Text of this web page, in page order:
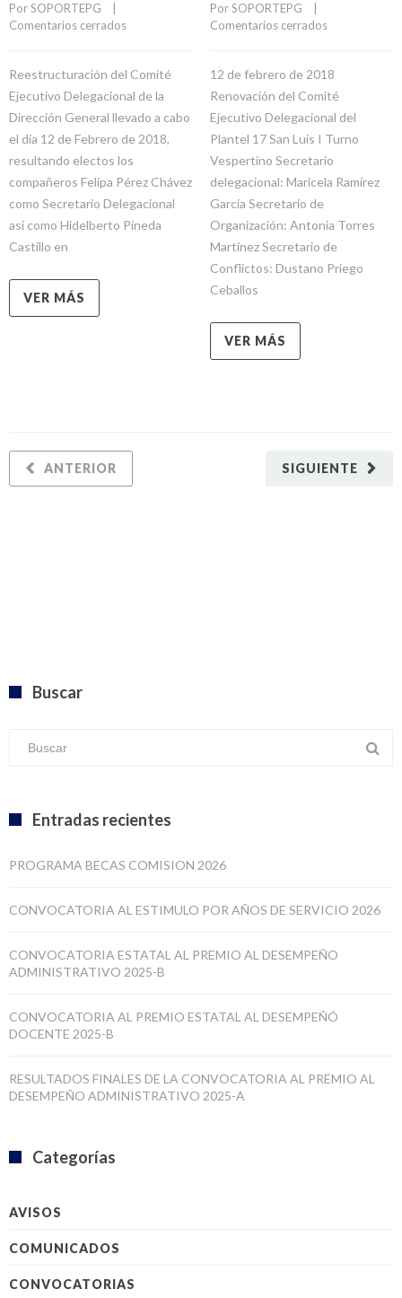
Por SOPORTEPG
Comentarios cerrados
Reestructuración del Comité
Ejecutivo Delegacional de la
Dirección General llevado a cabo
el día 12 de Febrero de 2018,
resultando electos los
compañeros Felipa Pérez Chávez
como Secretario Delegacional
así como Hidelberto Pineda
Castillo en
VER MÁS
Por SOPORTEPG
Comentarios cerrados
12 de febrero de 2018
Renovación del Comité
Ejecutivo Delegacional del
Plantel 17 San Luis I Turno
Vespertino Secretario
delegacional: Maricela Ramírez
García Secretario de
Organización: Antonia Torres
Martínez Secretario de
Conflictos: Dustano Priego
Ceballos
VER MÁS
SIGUIENTE
ANTERIOR
Buscar
Entradas recientes
PROGRAMA BECAS COMISION 2026
CONVOCATORIA AL ESTIMULO POR AÑOS DE SERVICIO 2026
CONVOCATORIA ESTATAL AL PREMIO AL DESEMPEÑO
ADMINISTRATIVO 2025-B
CONVOCATORIA AL PREMIO ESTATAL AL DESEMPEÑÓ
DOCENTE 2025-B
RESULTADOS FINALES DE LA CONVOCATORIA AL PREMIO AL
DESEMPEÑO ADMINISTRATIVO 2025-A
Categorías
AVISOS
COMUNICADOS
CONVOCATORIAS